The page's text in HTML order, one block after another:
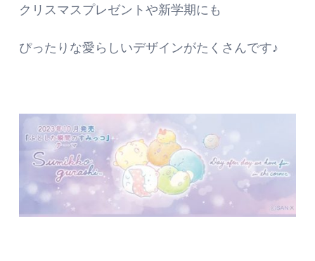
クリスマスプレゼントや新学期にも
ぴったりな愛らしいデザインがたくさんです♪